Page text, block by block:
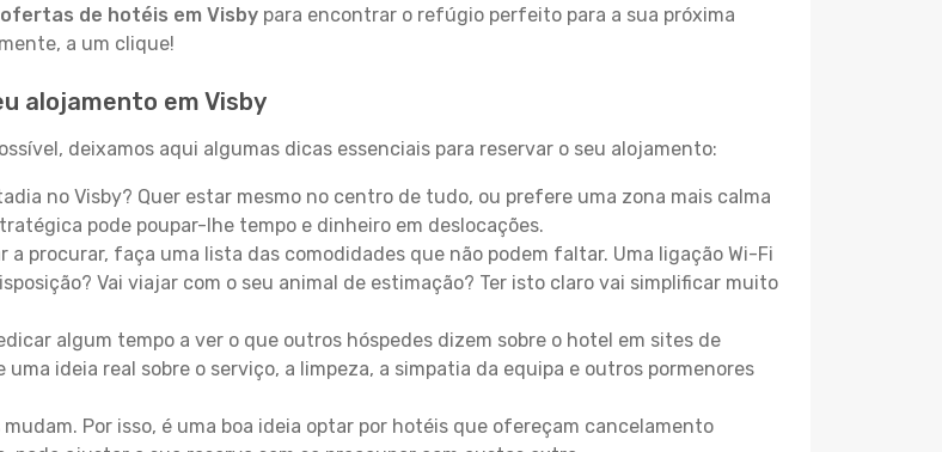
de hotéis em Visby para encontrar o refúgio perfeito para a sua próxima
a um clique!
alojamento em Visby
deixamos aqui algumas dicas essenciais para reservar o seu alojamento:
no Visby? Quer estar mesmo no centro de tudo, ou prefere uma zona mais calma
pode poupar-lhe tempo e dinheiro em deslocações.
a procurar, faça uma lista das comodidades que não podem faltar. Uma ligação Wi-Fi
Vai viajar com o seu animal de estimação? Ter isto claro vai simplificar muito
algum tempo a ver o que outros hóspedes dizem sobre o hotel em sites de
ideia real sobre o serviço, a limpeza, a simpatia da equipa e outros pormenores
mudam. Por isso, é uma boa ideia optar por hotéis que ofereçam cancelamento